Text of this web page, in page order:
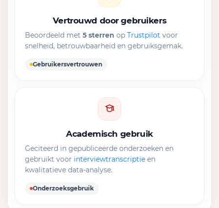
Vertrouwd door gebruikers
Beoordeeld met 5 sterren op Trustpilot voor
snelheid, betrouwbaarheid en gebruiksgemak.
Gebruikersvertrouwen
Academisch gebruik
Geciteerd in gepubliceerde onderzoeken en
gebruikt voor interviewtranscriptie en
kwalitatieve data-analyse.
Onderzoeksgebruik